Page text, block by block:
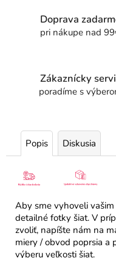
Doprava
pri nákupe nad
Zákaznícky
poradíme s
Popis Diskusia
Aby sme vyhoveli
detailné fotky šiat. V
zvoliť, napíšte nám na
miery / obvod poprsia a
výberu veľkosti šiat.